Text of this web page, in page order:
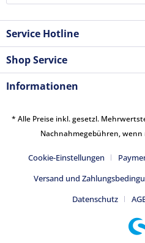
Service Hotline
Shop Service
Informationen
* Alle Preise inkl. gesetzl.
Nachnahmegebühren,
Cookie-Einstellungen
Versand und
Datenschutz